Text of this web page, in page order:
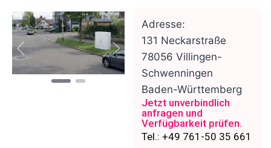
Vorheriges Nächstes
Adresse:
131 Neckarstraße
78056 Villingen-
Schwenningen
Baden-Württemberg
Jetzt unverbindlich
anfragen und
Verfügbarkeit prüfen.
Tel.: +49 761-50 35 661